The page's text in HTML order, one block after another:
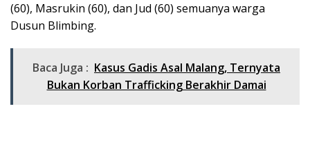
(60), Masrukin (60), dan Jud (60) semuanya warga
Dusun Blimbing.
Baca Juga : Kasus Gadis Asal Malang, Ternyata
Bukan Korban Trafficking Berakhir Damai